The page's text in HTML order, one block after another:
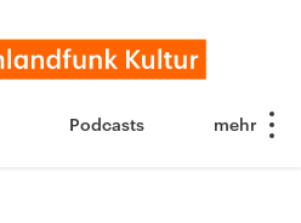
Podcasts